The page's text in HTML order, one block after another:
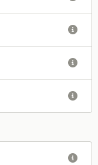



